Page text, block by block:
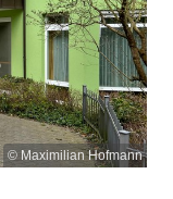
© Maximilian Hofmann